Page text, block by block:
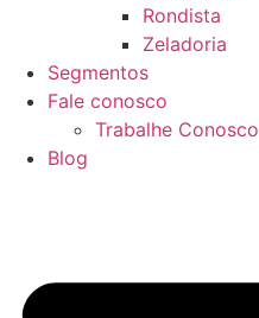
Rondista
Zeladoria
Segmentos
Fale conosco
Trabalhe Conosco
Blog